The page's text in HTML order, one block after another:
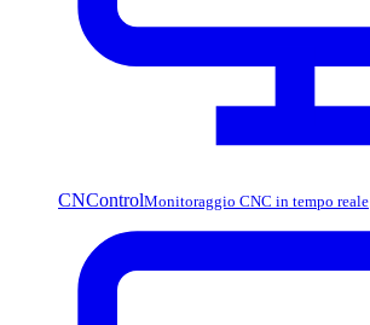
CNControlMonitoraggio CNC in tempo reale